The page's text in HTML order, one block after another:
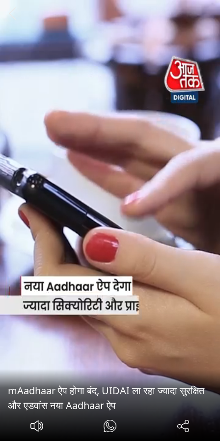
mAadhaar ऐप होगा बंद, UIDAI ला रहा ज्यादा सुरक्षित
और एडवांस नया Aadhaar ऐप